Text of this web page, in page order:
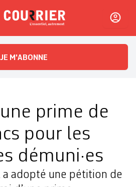
L'essentiel, autrement
JE M'ABONNE
prime de
pour les
démuni·es
a adopté une pétition de